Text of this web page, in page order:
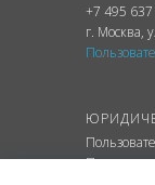
+7 495
г. Москва,
Политика